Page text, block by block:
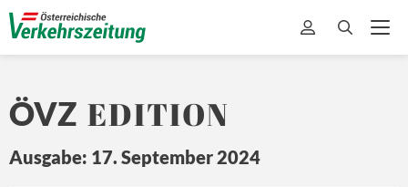
ÖVZ EDITION
Ausgabe: 17. September 2024